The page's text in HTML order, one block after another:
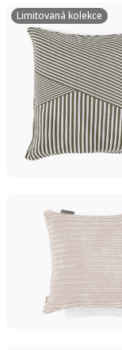
Limitovaná kolekce